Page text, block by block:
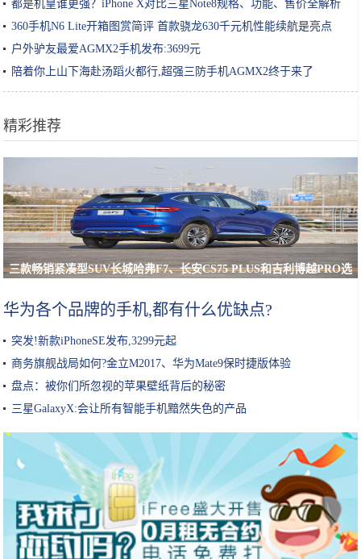
都是机皇谁更强？iPhone X对比三星Note8规格、功能、售价全解析
360手机N6 Lite开箱图赏简评 首款骁龙630千元机性能续航是亮点
户外驴友最爱AGMX2手机发布:3699元
陪着你上山下海赴汤蹈火都行,超强三防手机AGMX2终于来了
精彩推荐
三款畅销紧凑型SUV长城哈弗F7、长安CS75 PLUS和吉利博越PRO选
华为各个品牌的手机,都有什么优缺点?
突发!新款iPhoneSE发布,3299元起
商务旗舰战局如何?金立M2017、华为Mate9保时捷版体验
盘点：被你们所忽视的苹果壁纸背后的秘密
三星GalaxyX:会让所有智能手机黯然失色的产品